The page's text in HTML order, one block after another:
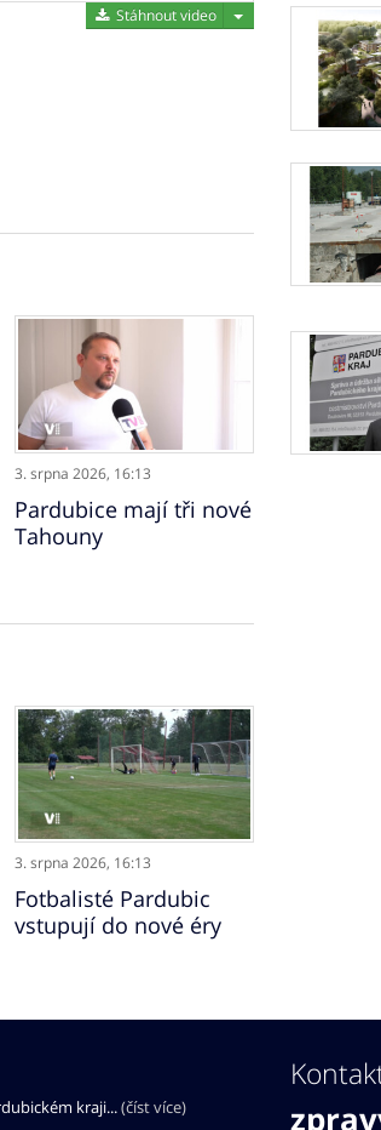
Stáhnout video
Stáhnout video
3. srpna 2026, 16:13
Pardubice mají tři nové
Tahouny
3. srpna 2026, 16:13
Fotbalisté Pardubic
vstupují do nové éry
kraji...(číst více)